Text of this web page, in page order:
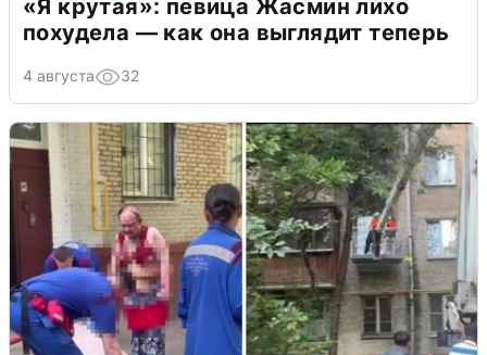
«Я крутая»: певица Жасмин лихо
похудела — как она выглядит теперь
4 августа 32